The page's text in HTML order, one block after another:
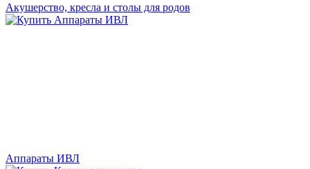
Акушерство, кресла и столы для родов
Аппараты ИВЛ